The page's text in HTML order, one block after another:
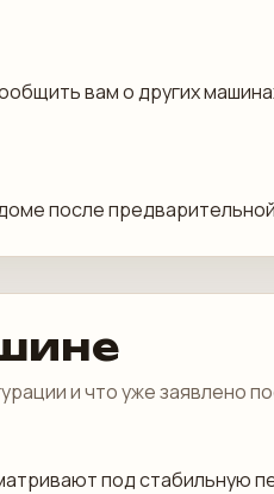
вам о других
после
и что уже заявлено
под стабильную